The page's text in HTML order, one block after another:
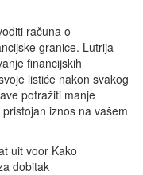
računa o
granice. Lutrija
financijskih
listiće nakon svakog
potražiti manje
iznos na vašem
uit voor Kako
dobitak